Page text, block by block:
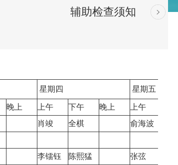
辅助检查须知
星期四 星期五
晚上 上午 下午 晚上 上午
肖竣 全棋
俞海波
李镭钰 陈熙猛 张弦